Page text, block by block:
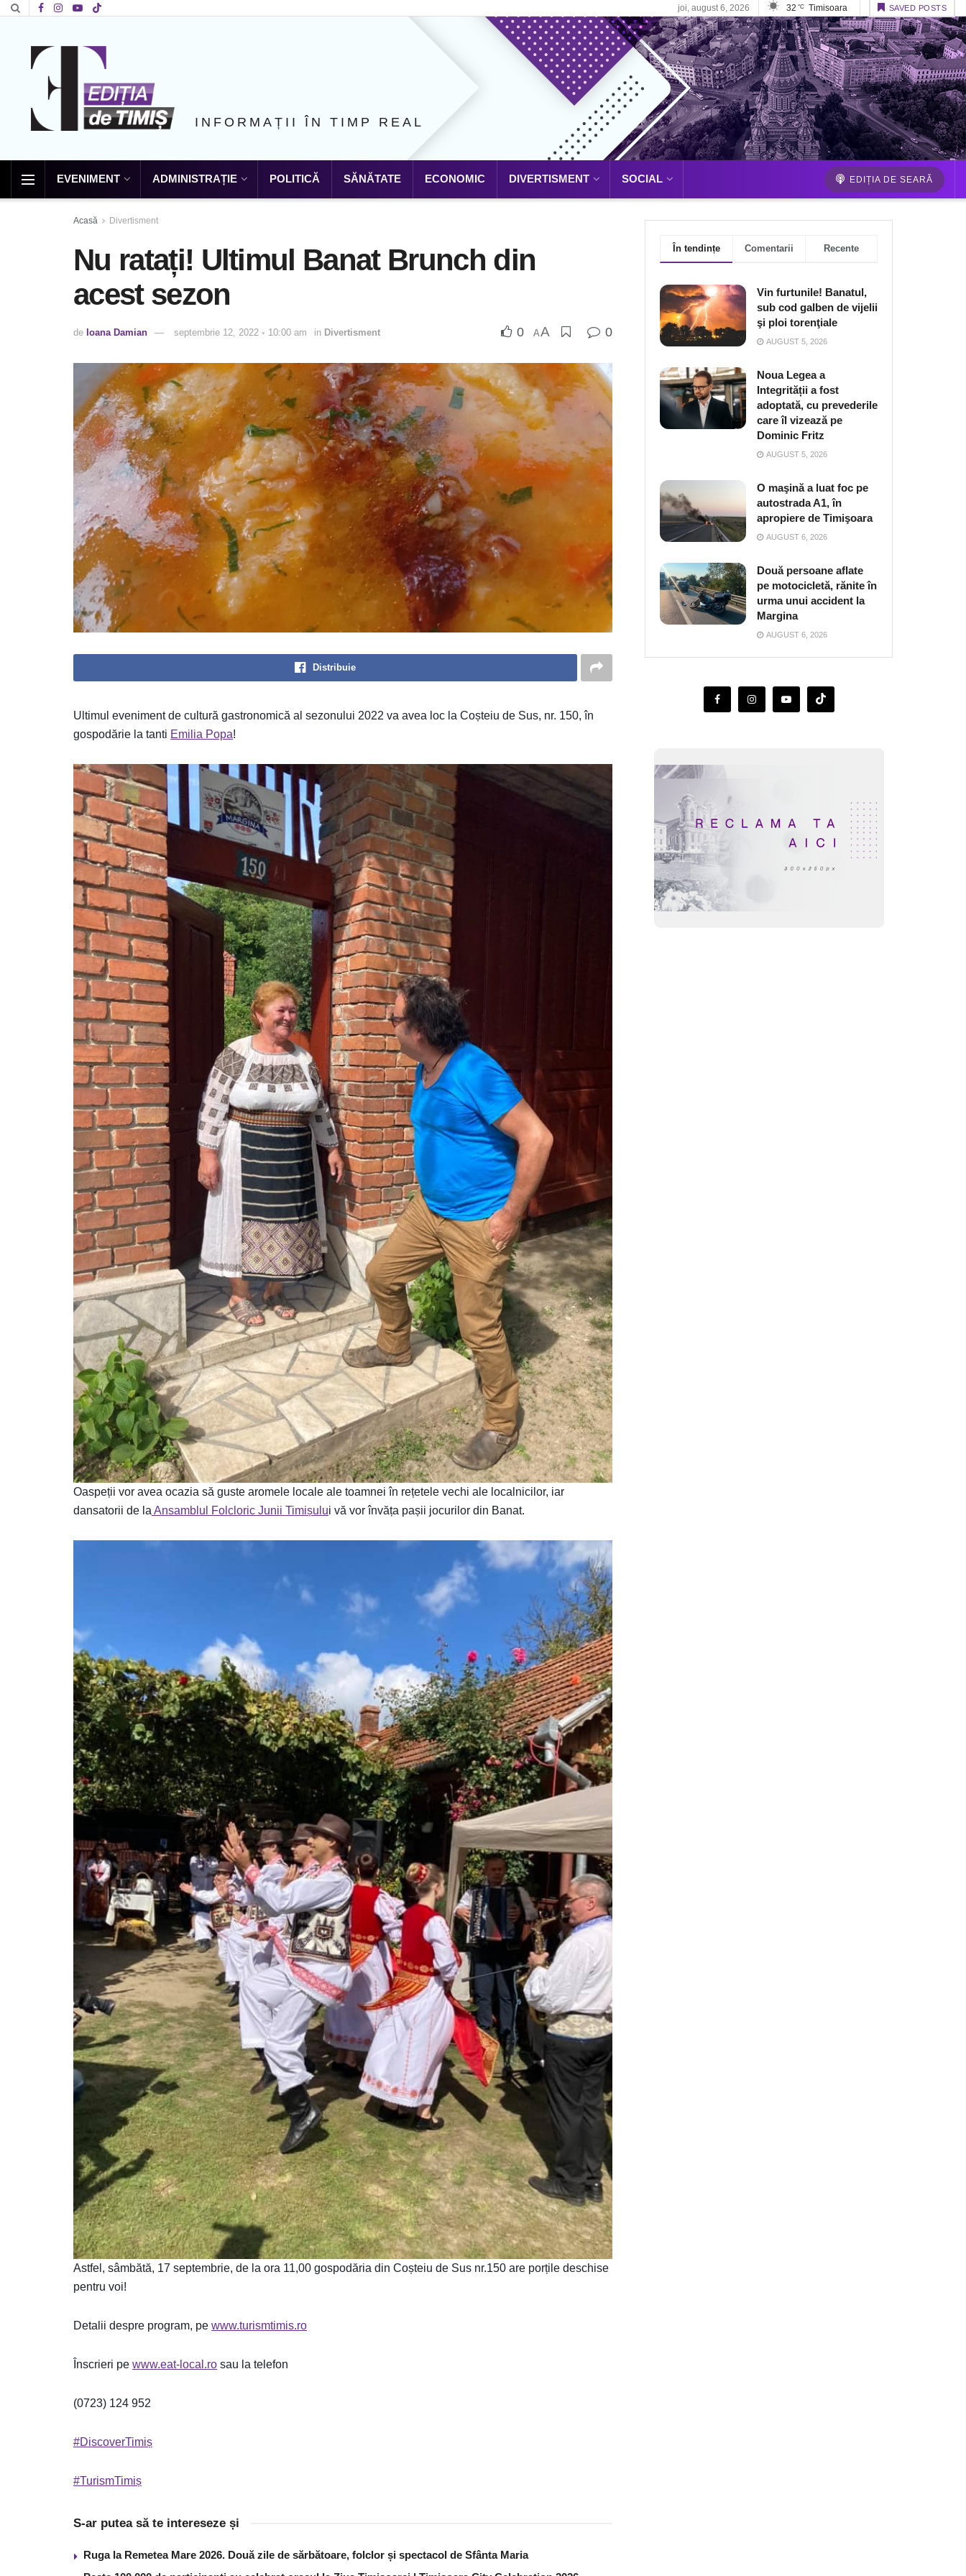
joi, august 6, 2026 32 °C Timisoara SAVED POSTS
INFORMAȚII ÎN TIMP REAL
EVENIMENT ADMINISTRAȚIE POLITICĂ SĂNĂTATE ECONOMIC DIVERTISMENT SOCIAL EDIȚIA DE SEARĂ
Acasă Divertisment
Nu ratați! Ultimul Banat Brunch din
acest sezon
de Ioana Damian septembrie 12, 2022 ◦ 10:00 am in Divertisment 0 AA 0
Distribuie
Ultimul eveniment de cultură gastronomică al sezonului 2022 va avea loc la Coșteiu de Sus, nr. 150, în
gospodărie la tanti Emilia Popa!
Oaspeții vor avea ocazia să guste aromele locale ale toamnei în rețetele vechi ale localnicilor, iar
dansatorii de la Ansamblul Folcloric Junii Timișului vă vor învăța pașii jocurilor din Banat.
Astfel, sâmbătă, 17 septembrie, de la ora 11,00 gospodăria din Coșteiu de Sus nr.150 are porțile deschise
pentru voi!
Detalii despre program, pe www.turismtimis.ro
Înscrieri pe www.eat-local.ro sau la telefon
(0723) 124 952
#DiscoverTimiș
#TurismTimiș
S-ar putea să te intereseze și
Ruga la Remetea Mare 2026. Două zile de sărbătoare, folclor și spectacol de Sfânta Maria
În tendințe Comentarii Recente
Vin furtunile! Banatul,
sub cod galben de vijelii
şi ploi torenţiale
AUGUST 5, 2026
Noua Legea a
Integrității a fost
adoptată, cu prevederile
care îl vizează pe
Dominic Fritz
AUGUST 5, 2026
O maşină a luat foc pe
autostrada A1, în
apropiere de Timişoara
AUGUST 6, 2026
Două persoane aflate
pe motocicletă, rănite în
urma unui accident la
Margina
AUGUST 6, 2026